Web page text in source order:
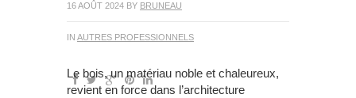
16 AOÛT 2024 BY BRUNEAU
IN AUTRES PROFESSIONNELS
Le bois, un matériau noble et chaleureux,
revient en force dans l’architecture